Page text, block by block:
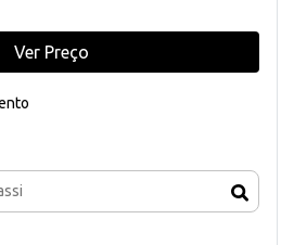
Ver Preço